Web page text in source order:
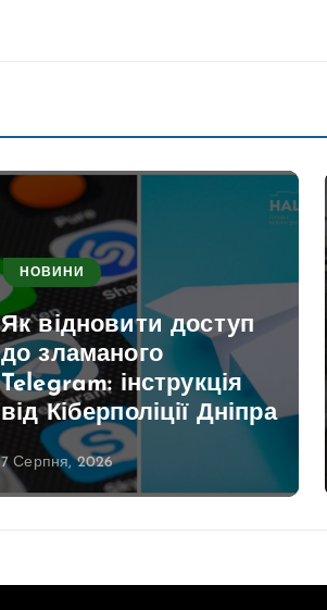
НОВИНИ
Як відновити доступ
до зламаного
Telegram: інструкція
від Кіберполіції Дніпра
7 Серпня, 2026